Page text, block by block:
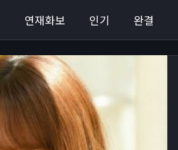
연재화보 인기 완결